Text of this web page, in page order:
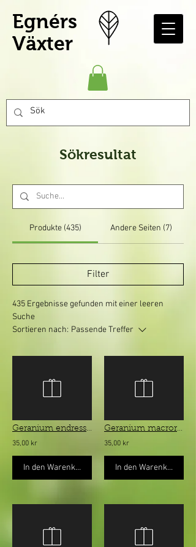
Egnérs
Växter
Sökresultat
Produkte (435) Andere Seiten (7)
Filter
435 Ergebnisse gefunden mit einer leeren
Suche
Sortieren nach: Passende Treffer
Geranium endressii - spansk näva
35,00 kr
In den Warenkorb
Geranium macrorrhizum ”Spessart” - flocknäva
35,00 kr
In den Warenkorb